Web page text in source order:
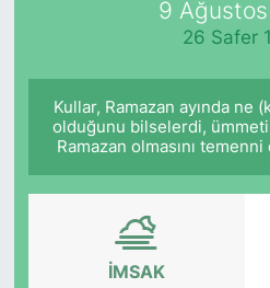
9
26 Safer
Kullar, Ramazan ayında ne
olduğunu bilselerdi,
Ramazan olmasını
İMSAK
KÖŞE YAZILARI
KÖŞE YAZILARI (Arşiv)
KÜLTÜR SANAT
RÖPORTAJ